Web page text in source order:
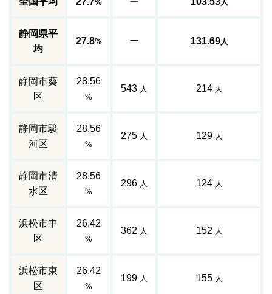
% 人
静岡県平
均
27.8% ー 131.69人
静岡市葵
区
28.56
%
543 人 214 人
静岡市駿
河区
28.56
%
275 人 129 人
静岡市清
水区
28.56
%
296 人 124 人
浜松市中
区
26.42
%
362 人 152 人
浜松市東
区
26.42
%
199 人 155 人